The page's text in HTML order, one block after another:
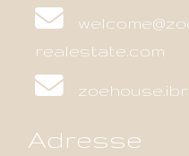
realestate.com
Adresse